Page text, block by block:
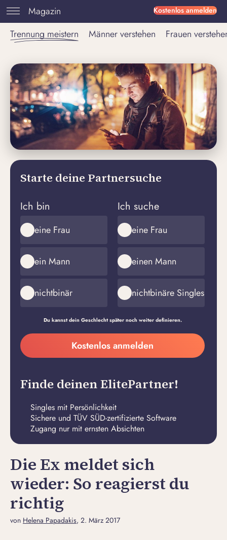
Kostenlos anmelden
Magazin
Trennung meistern
Männer verstehen Frauen
Starte deine Partnersuche
Ich bin
eine Frau
ein Mann
nichtbinär
Ich suche
eine Frau
einen Mann
nichtbinäre Singles
Du kannst dein Geschlecht später noch weiter definieren.
Meine
E-
Adresse
erstellen
Kostenlos anmelden
Finde deinen ElitePartner!
Singles mit Persönlichkeit
Sichere und TÜV SÜD-zertifizierte Software
Zugang nur mit ernsten Absichten
Die Ex meldet sich
wieder: So reagierst du
richtig
von Helena Papadakis, 2. März 2017